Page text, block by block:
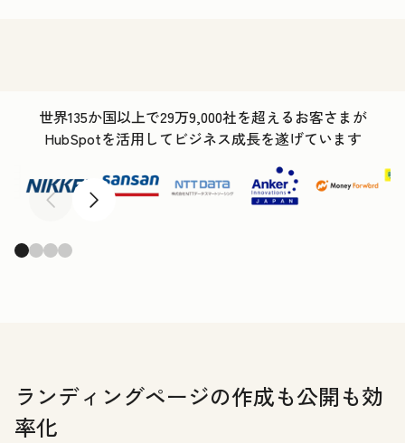
世界135か国以上で29万9,000社を超えるお客さまが
HubSpotを活用してビジネス成長を遂げています
前へ 次へ
ランディングページの作成も公開も効
率化